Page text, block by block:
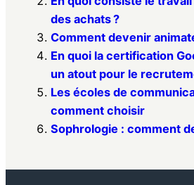
des achats ?
Comment devenir
En quoi la certification
un atout pour le
Les écoles de
comment choisir
Sophrologie : comment